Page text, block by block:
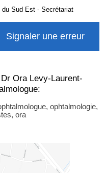
Sud Est - Secrétariat
Signaler une erreur
Ora Levy-Laurent-
ophtalmologie,
ora